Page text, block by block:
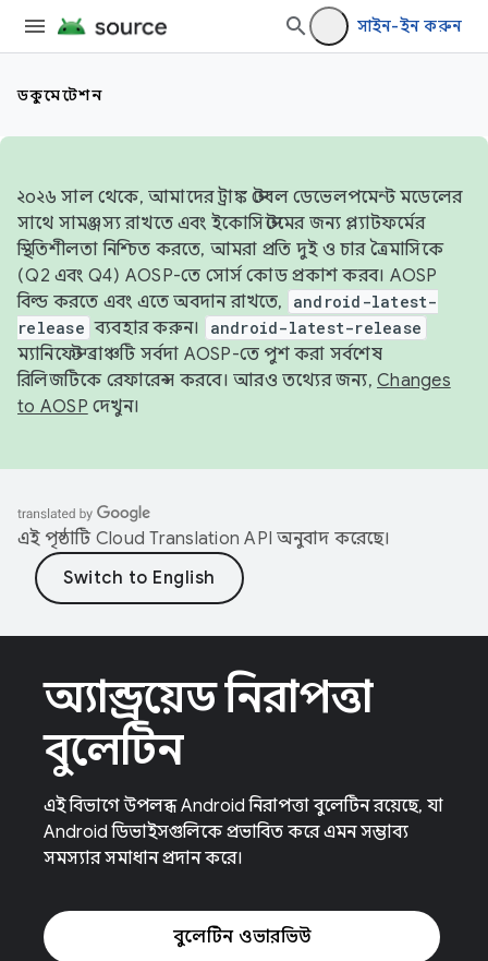
সাইন-ইন করুন
ডকুমেন্টেশন
২০২৬ সাল থেকে, আমাদের ট্রাঙ্ক স্টেবল ডেভেলপমেন্ট মডেলের
সাথে সামঞ্জস্য রাখতে এবং ইকোসিস্টেমের জন্য প্ল্যাটফর্মের
স্থিতিশীলতা নিশ্চিত করতে, আমরা প্রতি দুই ও চার ত্রৈমাসিকে
(Q2 এবং Q4) AOSP-তে সোর্স কোড প্রকাশ করব। AOSP
বিল্ড করতে এবং এতে অবদান রাখতে,
android-latest-
release ব্যবহার করুন। android-latest-release
ম্যানিফেস্ট ব্রাঞ্চটি সর্বদা AOSP-তে পুশ করা সর্বশেষ
রিলিজটিকে রেফারেন্স করবে। আরও তথ্যের জন্য, Changes
to AOSP দেখুন।
এই পৃষ্ঠাটি Cloud Translation API অনুবাদ করেছে।
অ্যান্ড্রয়েড নিরাপত্তা
বুলেটিন
এই বিভাগে উপলব্ধ Android নিরাপত্তা বুলেটিন রয়েছে, যা
Android ডিভাইসগুলিকে প্রভাবিত করে এমন সম্ভাব্য
সমস্যার সমাধান প্রদান করে।
বুলেটিন ওভারভিউ